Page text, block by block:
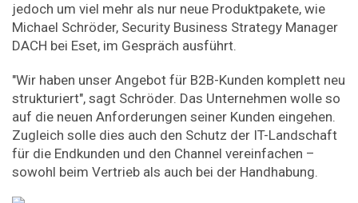
jedoch um viel mehr als nur neue Produktpakete, wie
Michael Schröder, Security Business Strategy Manager
DACH bei Eset, im Gespräch ausführt.
"Wir haben unser Angebot für B2B-Kunden komplett neu
strukturiert", sagt Schröder. Das Unternehmen wolle so
auf die neuen Anforderungen seiner Kunden eingehen.
Zugleich solle dies auch den Schutz der IT-Landschaft
für die Endkunden und den Channel vereinfachen –
sowohl beim Vertrieb als auch bei der Handhabung.